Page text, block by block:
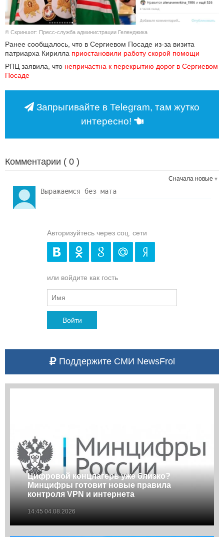
© Скриншот: Пресс-служба администрации Геленджика
Ранее сообщалось, что в Сергиевом Посаде из-за визита
патриарха Кирилла приостановили работу скорой помощи
РПЦ заявила, что непричастна к перекрытию дорог в Сергиевом
Посаде
Запрыгивайте в Telegram, там жутко
интересно!
Комментарии ( 0 )
Сначала новые
Авторизуйтесь через соц. сети
или войдите как гость
Войти
Поддержите СМИ NewsFrol
Цифровой концлагерь уже близко?
Минцифры готовит новые правила
контроля VPN и интернета
14:45 04.08.2026